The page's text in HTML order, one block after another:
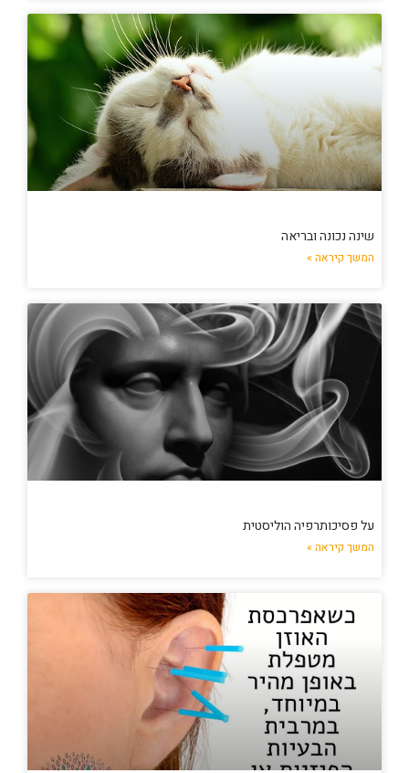
שינה נכונה ובריאה
המשך קיראה »
על פסיכותרפיה הוליסטית
המשך קיראה »